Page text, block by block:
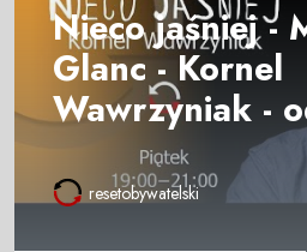
Nieco jaśniej -
Glanc - Kornel
Wawrzyniak -
resetobywatelski